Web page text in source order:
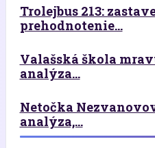
Trolejbus 213:
prehodnotenie...
Valašská škola
analýza...
Netočka
analýza,...